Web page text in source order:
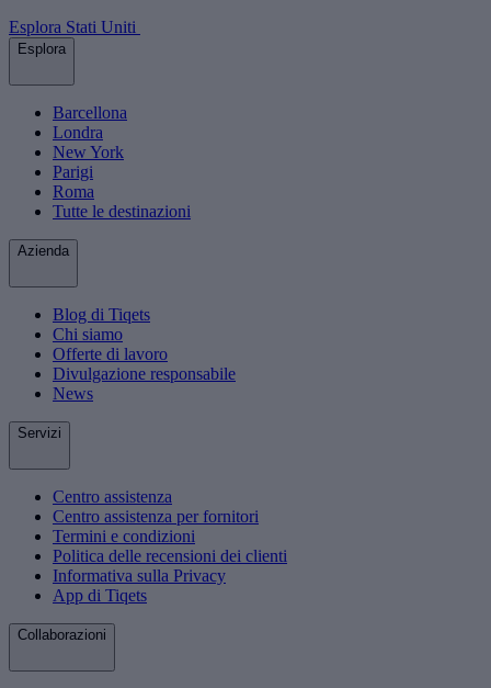
Esplora Stati Uniti
Esplora
Barcellona
Londra
New York
Parigi
Roma
Tutte le destinazioni
Azienda
Blog di Tiqets
Chi siamo
Offerte di lavoro
Divulgazione responsabile
News
Servizi
Centro assistenza
Centro assistenza per fornitori
Termini e condizioni
Politica delle recensioni dei clienti
Informativa sulla Privacy
App di Tiqets
Collaborazioni